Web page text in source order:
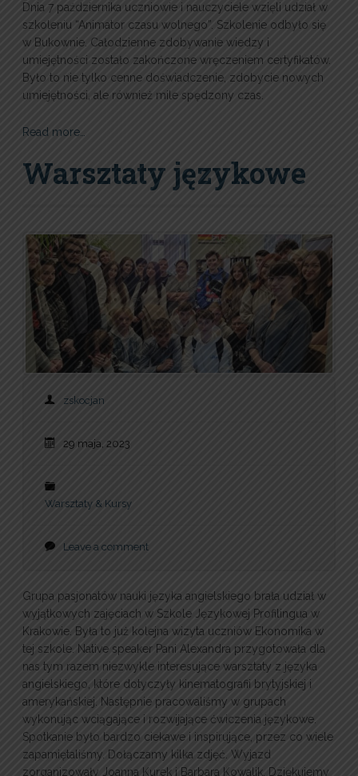
Dnia 7 października uczniowie i nauczyciele wzięli udział w
szkoleniu “Animator czasu wolnego”. Szkolenie odbyło się
w Bukownie. Całodzienne zdobywanie wiedzy i
umiejętności zostało zakończone wręczeniem certyfikatów.
Było to nie tylko cenne doświadczenie, zdobycie nowych
umiejętności, ale również mile spędzony czas.
Read more…
Warsztaty językowe
zskocjan
29 maja, 2023
Warsztaty & Kursy
Leave a comment
Grupa pasjonatów nauki języka angielskiego brała udział w
wyjątkowych zajęciach w Szkole Językowej Profilingua w
Krakowie. Była to już kolejna wizyta uczniów Ekonomika w
tej szkole. Native speaker Pani Alexandra przygotowała dla
nas tym razem niezwykle interesujące warsztaty z języka
angielskiego, które dotyczyły kinematografii brytyjskiej i
amerykańskiej. Następnie pracowaliśmy w grupach
wykonując wciągające i rozwijające ćwiczenia językowe.
Spotkanie było bardzo ciekawe i inspirujące, przez co wiele
zapamiętaliśmy. Dołączamy kilka zdjęć. Wyjazd
zorganizowały Joanna Kurek i Barbara Kowalik. Dziękujemy